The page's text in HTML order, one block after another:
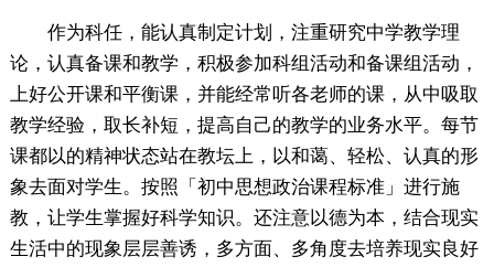
作为科任，能认真制定计划，注重研究中学教学理
论，认真备课和教学，积极参加科组活动和备课组活动，
上好公开课和平衡课，并能经常听各老师的课，从中吸取
教学经验，取长补短，提高自己的教学的业务水平。每节
课都以的精神状态站在教坛上，以和蔼、轻松、认真的形
象去面对学生。按照「初中思想政治课程标准」进行施
教，让学生掌握好科学知识。还注意以德为本，结合现实
生活中的现象层层善诱，多方面、多角度去培养现实良好